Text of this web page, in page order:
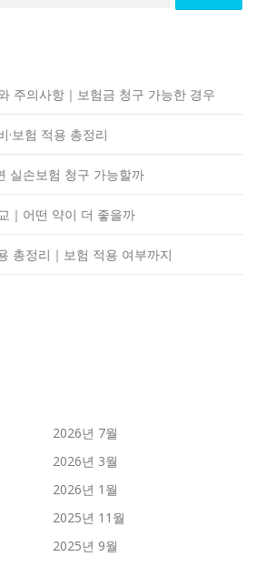
주의사항｜보험금 청구 가능한 경우
·보험 적용 총정리
실손보험 청구 가능할까
｜어떤 약이 더 좋을까
총정리｜보험 적용 여부까지
2026년 7월
2026년 3월
2026년 1월
2025년 11월
2025년 9월